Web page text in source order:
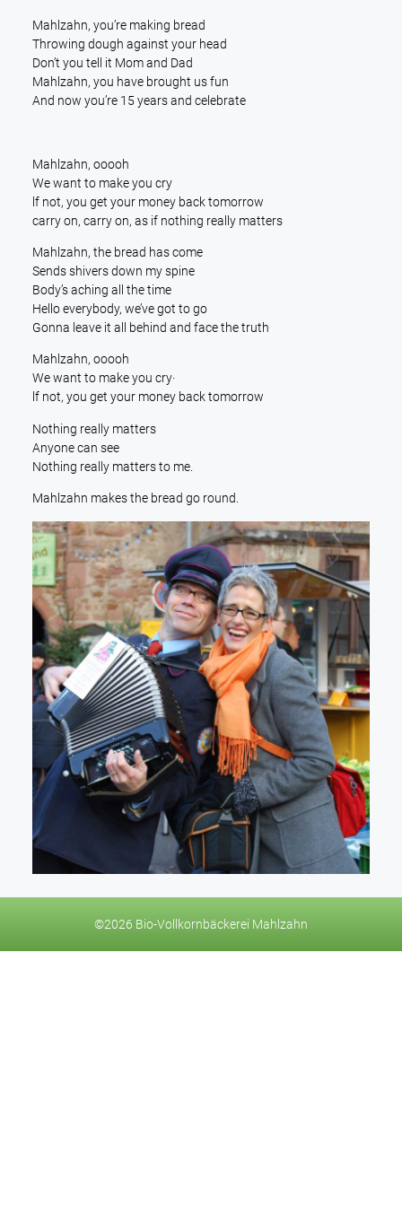
Mahlzahn, you’re making bread
Throwing dough against your head
Don’t you tell it Mom and Dad
Mahlzahn, you have brought us fun
And now you’re 15 years and celebrate
Mahlzahn, ooooh
We want to make you cry
lf not, you get your money back tomorrow
carry on, carry on, as if nothing really matters
Mahlzahn, the bread has come
Sends shivers down my spine
Body’s aching all the time
Hello everybody, we’ve got to go
Gonna leave it all behind and face the truth
Mahlzahn, ooooh
We want to make you cry·
lf not, you get your money back tomorrow
Nothing really matters
Anyone can see
Nothing really matters to me.
Mahlzahn makes the bread go round.
©2026 Bio-Vollkornbäckerei Mahlzahn